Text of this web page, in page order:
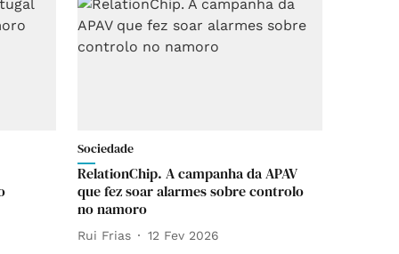
Sociedade
RelationChip. A campanha da APAV
que fez soar alarmes sobre controlo
no namoro
Rui Frias 12 Fev 2026